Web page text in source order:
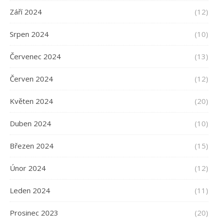
Září 2024 (12)
Srpen 2024 (10)
Červenec 2024 (13)
Červen 2024 (12)
Květen 2024 (20)
Duben 2024 (10)
Březen 2024 (15)
Únor 2024 (12)
Leden 2024 (11)
Prosinec 2023 (20)